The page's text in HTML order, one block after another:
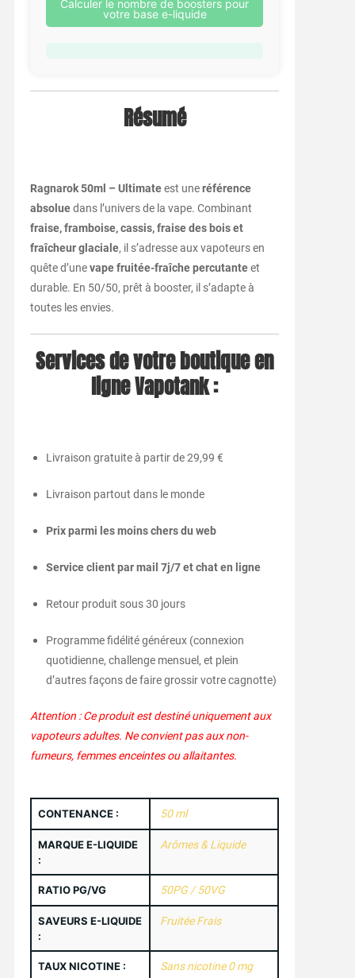
Calculer le nombre de boosters pour
votre base e-liquide
Résumé
Ragnarok 50ml – Ultimateest uneréférence
absoluedans l’univers de la vape. Combinant
fraise, framboise, cassis, fraise des bois et
fraîcheur glaciale, il s’adresse aux vapoteurs en
quête d’unevape fruitée-fraîche percutanteet
durable. En 50/50, prêt à booster, il s’adapte à
toutes les envies.
Services de votre boutique en
ligne Vapotank :
Livraison gratuite à partir de 29,99 €
Livraison partout dans le monde
Prix parmi les moins chers du web
Service client par mail 7j/7 et chat en ligne
Retour produit sous 30 jours
Programme fidélité généreux (connexion
quotidienne, challenge mensuel, et plein
d’autres façons de faire grossir votre cagnotte)
Attention : Ce produit est destiné uniquement aux
vapoteurs adultes. Ne convient pas aux non-
fumeurs, femmes enceintes ou allaitantes.
CONTENANCE : 50 ml
MARQUE E-LIQUIDE
:
Arômes & Liquide
RATIO PG/VG 50PG / 50VG
SAVEURS E-LIQUIDE
:
Fruitée Frais
TAUX NICOTINE : Sans nicotine 0 mg